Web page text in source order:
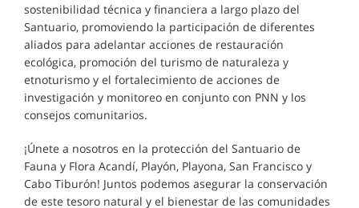
sostenibilidad técnica y financiera a largo plazo del
Santuario, promoviendo la participación de diferentes
aliados para adelantar acciones de restauración
ecológica, promoción del turismo de naturaleza y
etnoturismo y el fortalecimiento de acciones de
investigación y monitoreo en conjunto con PNN y los
consejos comunitarios.
¡Únete a nosotros en la protección del Santuario de
Fauna y Flora Acandí, Playón, Playona, San Francisco y
Cabo Tiburón! Juntos podemos asegurar la conservación
de este tesoro natural y el bienestar de las comunidades